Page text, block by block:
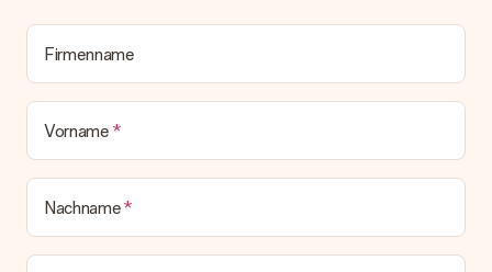
Alle Lieferungen erfolgen ohne Rechnung und/oder
Lieferschein. Die Rechnung zu deiner Bestellung erhältst du
Geschenk also direkt beim Empfänger liefern lassen und es
bleibt eine echte Überraschung!
Firmenname
Vorname
Nachname